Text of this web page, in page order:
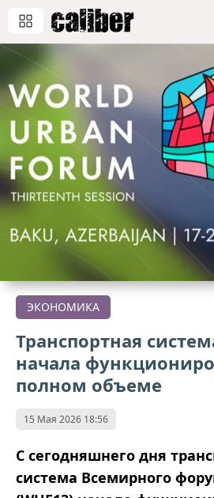
ЭКОНОМИКА
Транспортная
начала
полном объеме
15 Мая 2026 18:56
С сегодняшнего дня
система Всемирного